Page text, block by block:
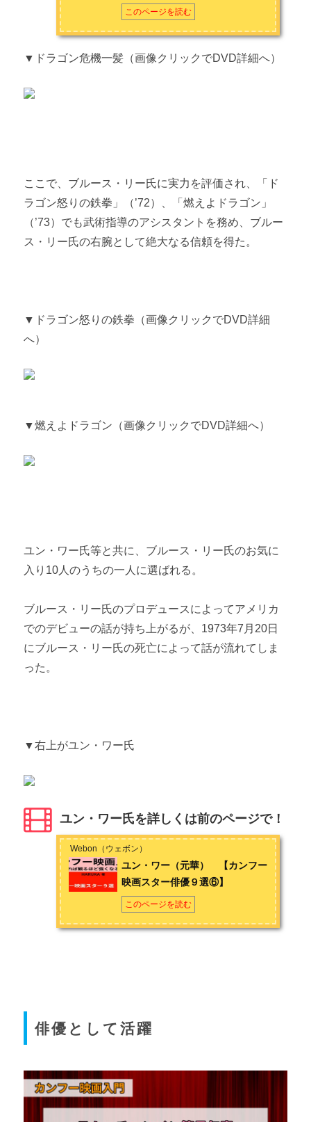
このページを読む
▼ドラゴン危機一髪（画像クリックでDVD詳細へ）
ここで、ブルース・リー氏に実力を評価され、「ド
ラゴン怒りの鉄拳」（’72）、「燃えよドラゴン」
（’73）でも武術指導のアシスタントを務め、ブルー
ス・リー氏の右腕として絶大なる信頼を得た。
▼ドラゴン怒りの鉄拳（画像クリックでDVD詳細
へ）
▼燃えよドラゴン（画像クリックでDVD詳細へ）
ユン・ワー氏等と共に、ブルース・リー氏のお気に
入り10人のうちの一人に選ばれる。
ブルース・リー氏のプロデュースによってアメリカ
でのデビューの話が持ち上がるが、1973年7月20日
にブルース・リー氏の死亡によって話が流れてしま
った。
▼右上がユン・ワー氏
ユン・ワー氏を詳しくは前のページで！
Webon（ウェボン）
ユン・ワー（元華） 【カンフー
映画スター俳優９選⑥】
このページを読む
俳優として活躍